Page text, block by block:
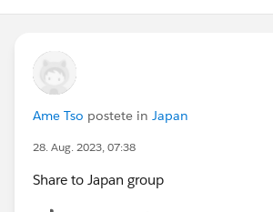
Ame Tso postete in Japan
28. Aug. 2023, 07:38
Share to Japan group